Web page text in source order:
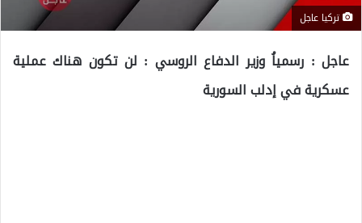
تركيا عاجل
عاجل : رسمياُ وزير الدفاع الروسي : لن تكون هناك عملية
عسكرية في إدلب السورية